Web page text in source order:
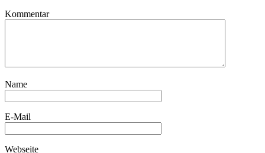
Kommentar
Name
E-Mail
Webseite